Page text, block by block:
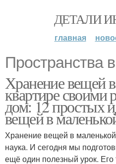
ДЕТАЛИ
главная
Пространства
Хранение вещей
квартире
дом: 12 простых
вещей в
Хранение вещей в
наука. И сегодня мы
ещё один полезный урок.